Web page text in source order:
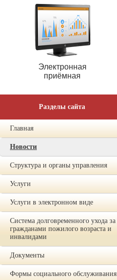
Электронная
приёмная
Разделы сайта
Главная
Новости
Структура и органы управления
Услуги
Услуги в электронном виде
Система долговременного ухода за
гражданами пожилого возраста и
инвалидами
Документы
Формы социального обслуживания